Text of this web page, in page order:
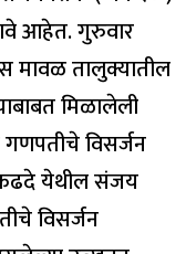
आहेत. गुरुवार
मावळ तालुक्यातील
मिळालेली
गणपतीचे विसर्जन
येथील संजय
विसर्जन